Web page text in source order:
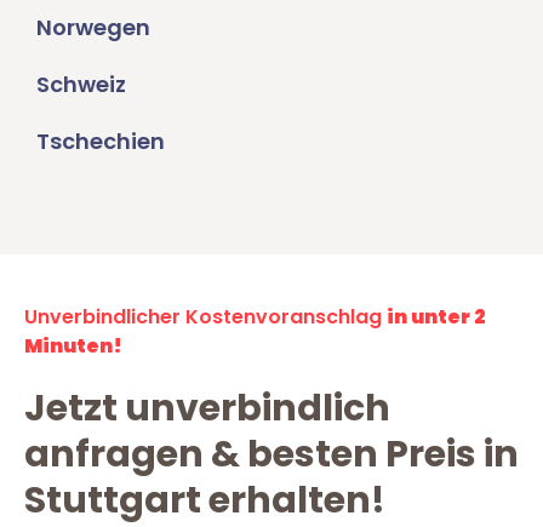
Norwegen
Schweiz
Tschechien
Unverbindlicher Kostenvoranschlag in unter 2
Minuten!
Jetzt unverbindlich
anfragen & besten Preis in
Stuttgart erhalten!